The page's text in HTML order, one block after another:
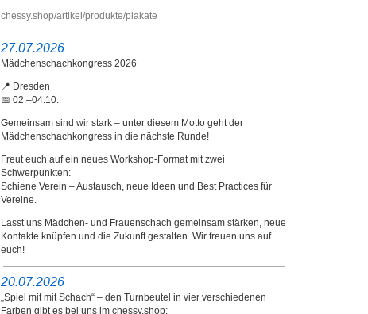
chessy.shop/artikel/produkte/plakate
27.07.2026
Mädchenschachkongress 2026
📍 Dresden
📅 02.–04.10.
Gemeinsam sind wir stark – unter diesem Motto geht der
Mädchenschachkongress in die nächste Runde!
Freut euch auf ein neues Workshop-Format mit zwei
Schwerpunkten:
Schiene Verein – Austausch, neue Ideen und Best Practices für
Vereine.
Lasst uns Mädchen- und Frauenschach gemeinsam stärken, neue
Kontakte knüpfen und die Zukunft gestalten. Wir freuen uns auf
euch!
20.07.2026
„Spiel mit mit Schach“ – den Turnbeutel in vier verschiedenen
Farben gibt es bei uns im chessy.shop: